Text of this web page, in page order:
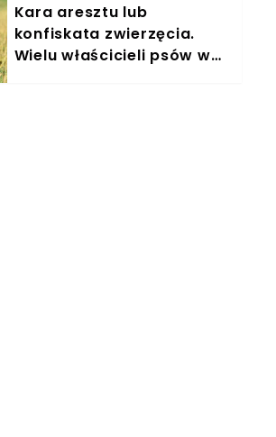
Kara aresztu lub
konfiskata zwierzęcia.
Wielu właścicieli psów w